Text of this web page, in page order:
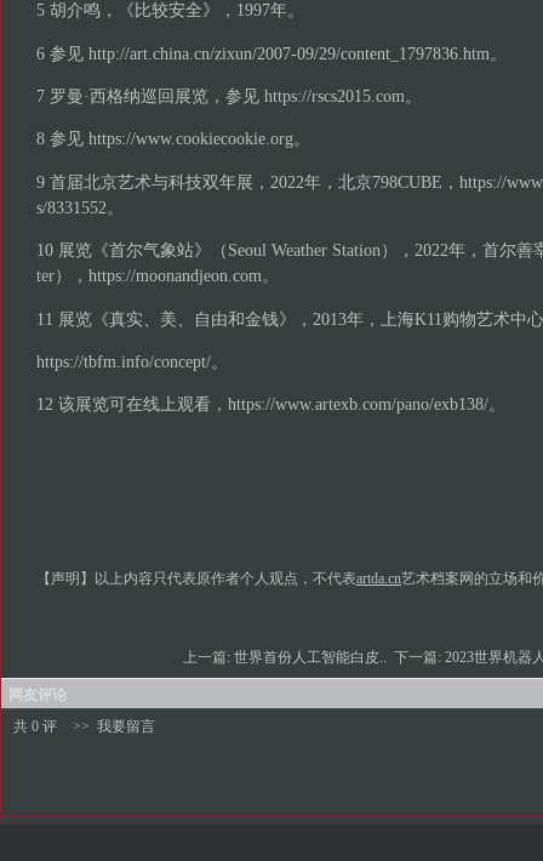
5 胡介鸣，《比较安全》，1997年。
6 参见 http://art.china.cn/zixun/2007-09/29/content_1797836.htm。
7 罗曼·西格纳巡回展览，参见 https://rscs2015.com。
8 参见 https://www.cookiecookie.org。
9 首届北京艺术与科技双年展，2022年，北京798CUBE，https://
s/8331552。
10 展览《首尔气象站》（Seoul Weather Station），2022年，首尔善
ter），https://moonandjeon.com。
11 展览《真实、美、自由和金钱》，2013年，上海K11购物艺术中
https://tbfm.info/concept/。
12 该展览可在线上观看，https://www.artexb.com/pano/exb138/。
【声明】以上内容只代表原作者个人观点，不代表artda.cn艺术档案网的立场和
上一篇:世界首份人工智能白皮.. 下一篇:2023世界机器
网友评论
共 0 评
>> 我要留言